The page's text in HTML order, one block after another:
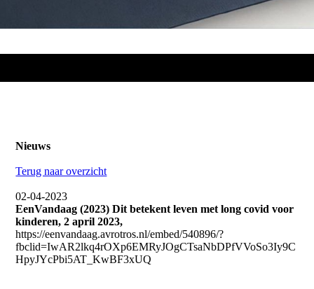
Nieuws
Terug naar overzicht
02-04-2023
EenVandaag (2023) Dit betekent leven met long covid voor
kinderen, 2 april 2023,
https://eenvandaag.avrotros.nl/embed/540896/?
fbclid=IwAR2lkq4rOXp6EMRyJOgCTsaNbDPfVVoSo3Iy9C
HpyJYcPbi5AT_KwBF3xUQ